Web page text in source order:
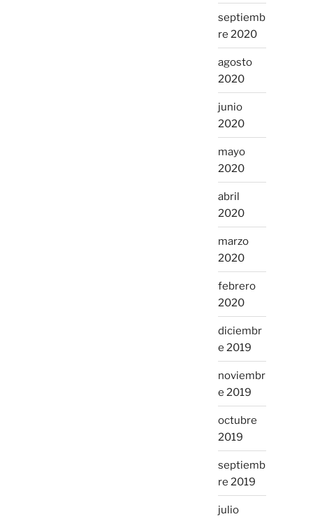
septiemb
re 2020
agosto
2020
junio
2020
mayo
2020
abril
2020
marzo
2020
febrero
2020
diciembr
e 2019
noviembr
e 2019
octubre
2019
septiemb
re 2019
julio